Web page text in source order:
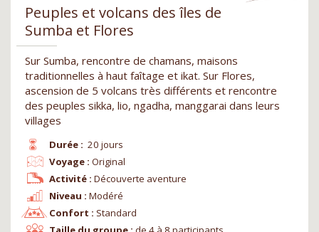
Peuples et volcans des îles de
Sumba et Flores
Sur Sumba, rencontre de chamans, maisons
traditionnelles à haut faîtage et ikat. Sur Flores,
ascension de 5 volcans très différents et rencontre
des peuples sikka, lio, ngadha, manggarai dans leurs
villages
Durée : 20 jours
Niveau : Modéré
Voyage : Original
Confort : Standard
Activité : Découverte aventure